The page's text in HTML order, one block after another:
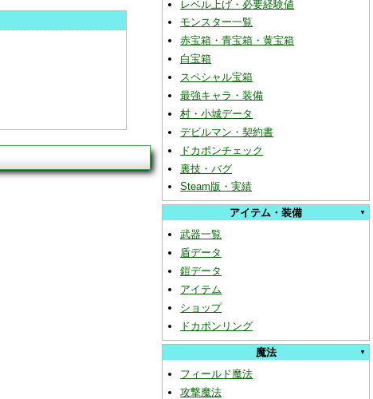
レベル上げ・必要経験値
モンスター一覧
赤宝箱・青宝箱・黄宝箱
白宝箱
スペシャル宝箱
最強キャラ・装備
村・小城データ
デビルマン・契約書
ドカポンチェック
裏技・バグ
Steam版・実績
アイテム・装備
武器一覧
盾データ
鎧データ
アイテム
ショップ
ドカポンリング
魔法
フィールド魔法
攻撃魔法